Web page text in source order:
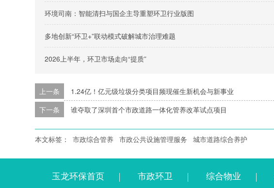
环境司南：智能清扫与国企主导重塑环卫行业版图
多地创新“环卫+”联动模式破解城市治理难题
2026上半年，环卫市场走向“提质”
上一条
1.24亿！亿元级垃圾分类项目频现催生新机会与新事业
下一条 谁夺取了深圳首个市政道路一体化管养改革试点项目
本文标签： 市政综合管养 市政公共设施管理服务 城市道路综合养护
玉龙环保首页 市政环卫 综合物业